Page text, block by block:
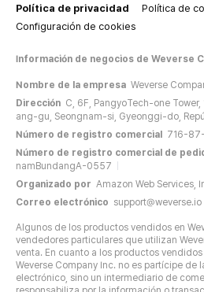
Política de privacidad
Política de
Configuración de cookies
Información de negocios de Weverse
Nombre de la empresa Weverse
Dirección C, 6F, PangyoTech-one
ang-gu, Seongnam-si, Gyeonggi-do,
Número de registro comercial
716-
Número de registro comercial de
namBundangA-0557
Organizado por Amazon Web Services,
Correo electrónico support@weverse.io
Algunos de los productos vendidos en
vendedores particulares que utilizan
venta. En cuanto a los productos
Weverse Company Inc. no es partícipe de
electrónico, sino un intermediario de